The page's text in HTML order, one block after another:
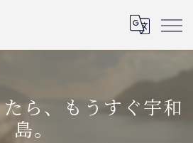
ら、もうすぐ宇和
島。